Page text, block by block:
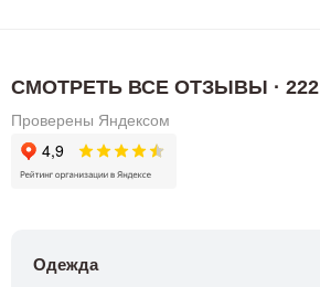
СМОТРЕТЬ ВСЕ ОТЗЫВЫ · 222
Проверены Яндексом
Одежда